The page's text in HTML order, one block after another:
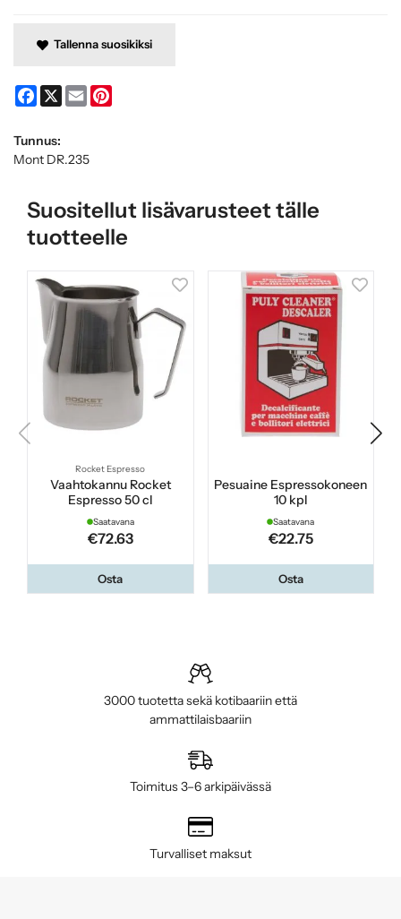
Tallenna suosikiksi
Facebook
X Email
Tunnus:
Mont DR.235
Suositellut lisävarusteet tälle
tuotteelle
Rocket Espresso
Vaahtokannu Rocket
Espresso 50 cl
Saatavana
€72.63
Osta
Pesuaine Espressokoneen
10 kpl
Saatavana
€22.75
Osta
3000 tuotetta sekä kotibaariin että
ammattilaisbaariin
Toimitus 3–6 arkipäivässä
Turvalliset maksut